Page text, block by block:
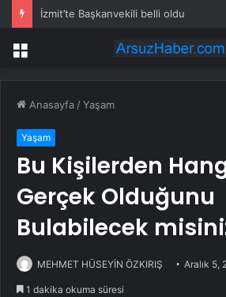
İzmit’te Başkanvekili belli oldu
Menü
Anasayfa /Yaşam
Yaşam
Bu Kişilerden
Gerçek Olduğunu
Bulabilecek
MEHMET HÜSEYİN ÖZKIRIŞ Aralık 5,
1 dakika okuma süresi